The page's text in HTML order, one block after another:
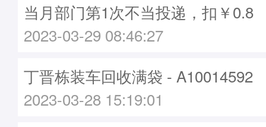
当月部门第1次不当投递，扣￥0.8
2023-03-29 08:46:27
丁晋栋装车回收满袋 - A10014592
2023-03-28 15:19:01